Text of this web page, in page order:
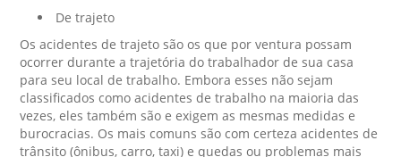
De trajeto
Os acidentes de trajeto são os que por ventura possam
ocorrer durante a trajetória do trabalhador de sua casa
para seu local de trabalho. Embora esses não sejam
classificados como acidentes de trabalho na maioria das
vezes, eles também são e exigem as mesmas medidas e
burocracias. Os mais comuns são com certeza acidentes de
trânsito (ônibus, carro, taxi) e quedas ou problemas mais